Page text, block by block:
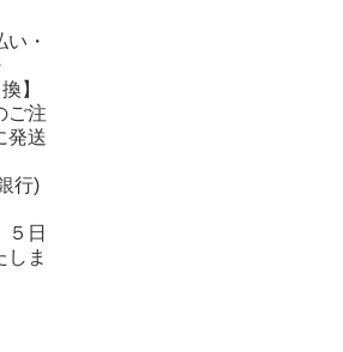
い・
】
ご注
発送
行)
５日
しま